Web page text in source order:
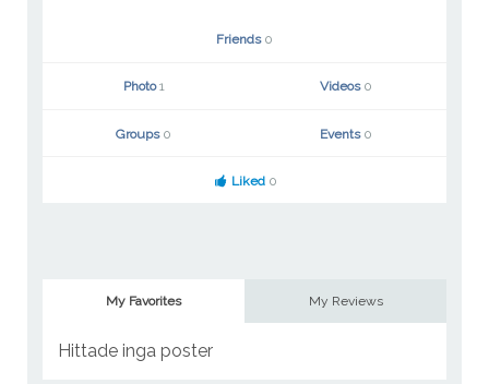
Friends 0
Photo1 Videos 0
Groups 0 Events 0
Liked 0
My Favorites My Reviews
Hittade inga poster